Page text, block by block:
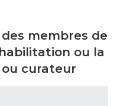
membres de
ou la
curateur